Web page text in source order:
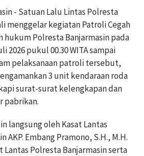
- Satuan Lalu Lintas Polresta
menggelar kegiatan Patroli Cegah
hukum Polresta Banjarmasin pada
2026 pukul 00.30 WITA sampai
pelaksanaan patroli tersebut,
3 unit kendaraan roda
surat-surat kelengkapan dan
pabrikan.
langsung oleh Kasat Lantas
AKP. Embang Pramono, S.H., M.H.
Lantas Polresta Banjarmasin serta